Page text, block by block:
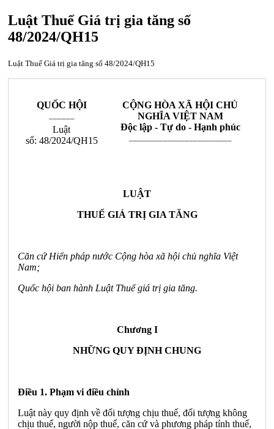
Luật Thuế Giá trị gia tăng số
48/2024/QH15
Luật Thuế Giá trị gia tăng số 48/2024/QH15
QUỐC HỘI
Luật
số: 48/2024/QH15
CỘNG HÒA XÃ HỘI CHỦ
NGHĨA VIỆT NAM
Độc lập - Tự do - Hạnh phúc
LUẬT
THUẾ GIÁ TRỊ GIA TĂNG
Căn cứ Hiến pháp nước Cộng hòa xã hội chủ nghĩa Việt
Nam;
Quốc hội ban hành Luật Thuế giá trị gia tăng.
Chương I
NHỮNG QUY ĐỊNH CHUNG
Điều 1. Phạm vi điều chỉnh
Luật này quy định về đối tượng chịu thuế, đối tượng không
chịu thuế, người nộp thuế, căn cứ và phương pháp tính thuế,